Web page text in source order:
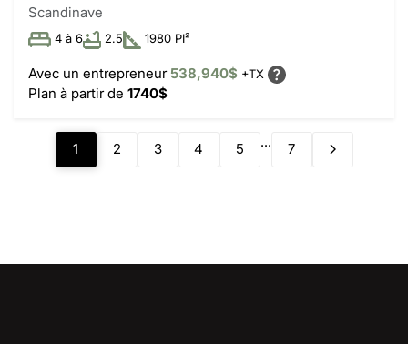
Scandinave
4 à 6 2.5 1980 PI²
Avec un entrepreneur538,940$ +TX
Plan à partir de 1740$
1 2 3 4 5 ... 7